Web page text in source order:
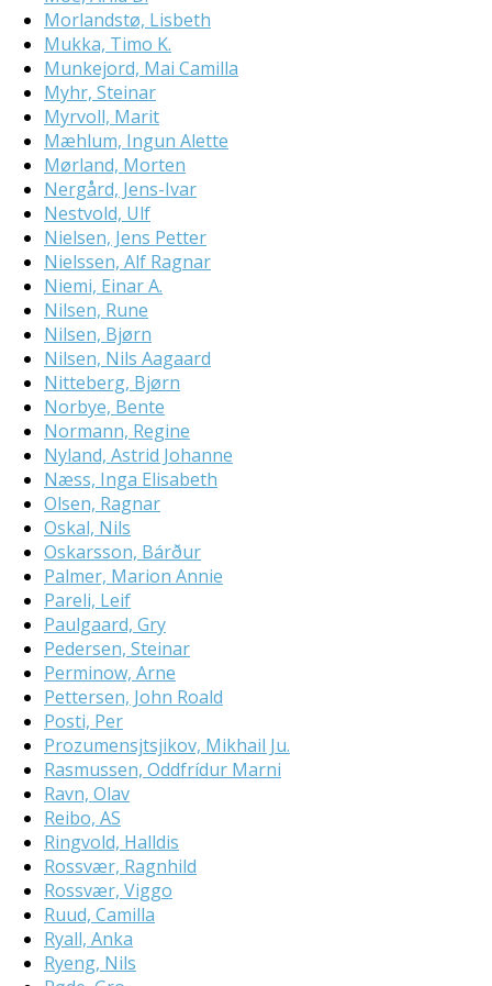
Morlandstø, Lisbeth
Mukka, Timo K.
Munkejord, Mai Camilla
Myhr, Steinar
Myrvoll, Marit
Mæhlum, Ingun Alette
Mørland, Morten
Nergård, Jens-Ivar
Nestvold, Ulf
Nielsen, Jens Petter
Nielssen, Alf Ragnar
Niemi, Einar A.
Nilsen, Rune
Nilsen, Bjørn
Nilsen, Nils Aagaard
Nitteberg, Bjørn
Norbye, Bente
Normann, Regine
Nyland, Astrid Johanne
Næss, Inga Elisabeth
Olsen, Ragnar
Oskal, Nils
Oskarsson, Bárður
Palmer, Marion Annie
Pareli, Leif
Paulgaard, Gry
Pedersen, Steinar
Perminow, Arne
Pettersen, John Roald
Posti, Per
Prozumensjtsjikov, Mikhail Ju.
Rasmussen, Oddfrídur Marni
Ravn, Olav
Reibo, AS
Ringvold, Halldis
Rossvær, Ragnhild
Rossvær, Viggo
Ruud, Camilla
Ryall, Anka
Ryeng, Nils